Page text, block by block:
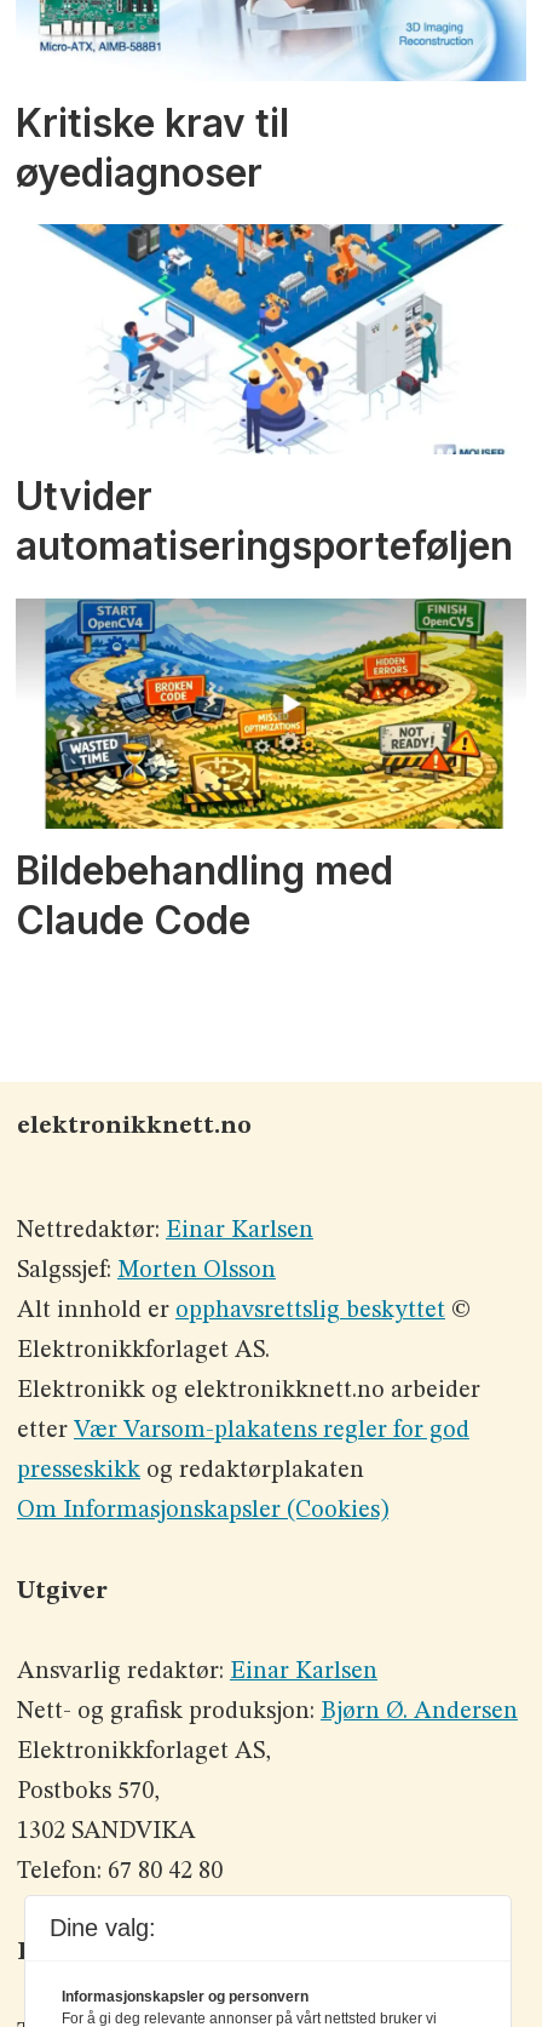
Kritiske krav til
øyediagnoser
Utvider
automatiseringsporteføljen
Bildebehandling med
Claude Code
elektronikknett.no
Nettredaktør: Einar Karlsen
Salgssjef: Morten Olsson
Alt innhold er opphavsrettslig beskyttet©
Elektronikkforlaget AS.
Elektronikk og elektronikknett.no arbeider
etter Vær Varsom-plakatens regler for god
presseskikkog redaktørplakaten
Om Informasjonskapsler (Cookies)
Utgiver
Ansvarlig redaktør: Einar Karlsen
Nett- og grafisk produksjon: Bjørn Ø. Andersen
Elektronikkforlaget AS,
Postboks 570,
1302 SANDVIKA
Telefon: 67 80 42 80
Kontakt oss
Dine valg:
Informasjonskapsler og personvern
For å gi deg relevante annonser på vårt nettsted bruker vi